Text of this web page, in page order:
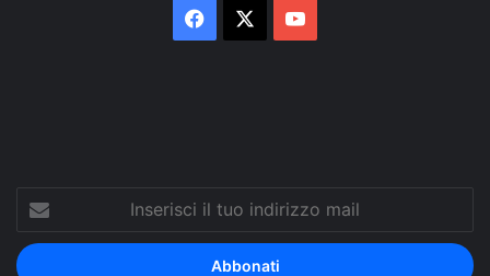
Facebook You
tuo
indirizzo